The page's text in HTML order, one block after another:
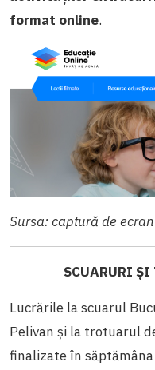
format online.
Sursa: captură de ecran
SCUARURI ȘI
Lucrările la scuarul
Pelivan și la trotuarul
finalizate în